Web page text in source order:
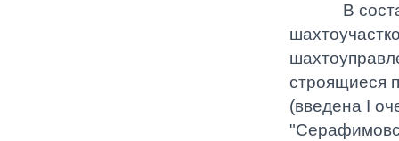
В состав
строящиеся
(введена I